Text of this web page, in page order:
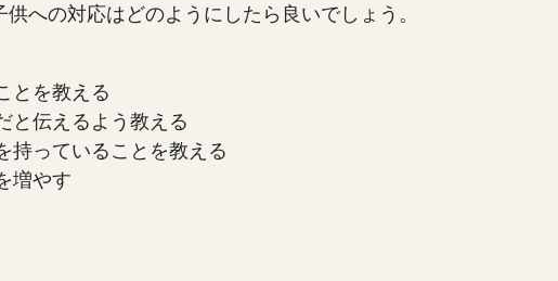
への対応はどのようにしたら良いでしょう。
とを教える
と伝えるよう教える
持っていることを教える
増やす